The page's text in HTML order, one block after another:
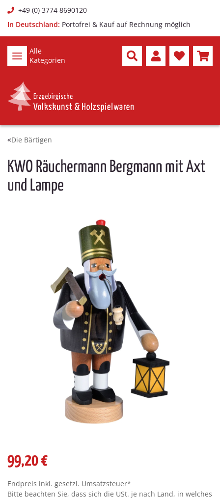
+49 (0) 3774 8690120
In Deutschland: Portofrei & Kauf auf Rechnung möglich
Alle
Kategorien
Die Bärtigen
KWO Räuchermann Bergmann mit Axt
und Lampe
99,20 €
Endpreis inkl. gesetzl. Umsatzsteuer*
Bitte beachten Sie, dass sich die USt. je nach Land, in welches